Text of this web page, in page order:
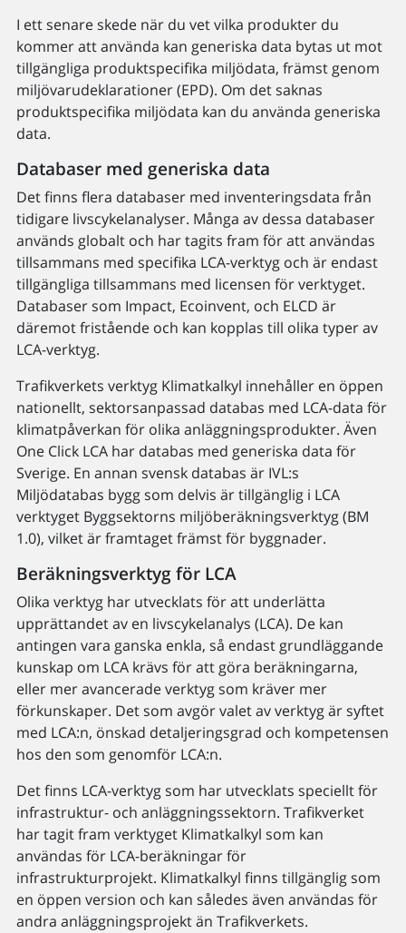
I ett senare skede när du vet vilka produkter du
kommer att använda kan generiska data bytas ut mot
tillgängliga produktspecifika miljödata, främst genom
miljövarudeklarationer (EPD). Om det saknas
produktspecifika miljödata kan du använda generiska
data.
Databaser med generiska data
Det finns flera databaser med inventeringsdata från
tidigare livscykelanalyser. Många av dessa databaser
används globalt och har tagits fram för att användas
tillsammans med specifika LCA-verktyg och är endast
tillgängliga tillsammans med licensen för verktyget.
Databaser som Impact, Ecoinvent, och ELCD är
däremot fristående och kan kopplas till olika typer av
LCA-verktyg.
Trafikverkets verktyg Klimatkalkyl innehåller en öppen
nationellt, sektorsanpassad databas med LCA-data för
klimatpåverkan för olika anläggningsprodukter. Även
One Click LCA har databas med generiska data för
Sverige. En annan svensk databas är IVL:s
Miljödatabas bygg som delvis är tillgänglig i LCA
verktyget Byggsektorns miljöberäkningsverktyg (BM
1.0), vilket är framtaget främst för byggnader.
Beräkningsverktyg för LCA
Olika verktyg har utvecklats för att underlätta
upprättandet av en livscykelanalys (LCA). De kan
antingen vara ganska enkla, så endast grundläggande
kunskap om LCA krävs för att göra beräkningarna,
eller mer avancerade verktyg som kräver mer
förkunskaper. Det som avgör valet av verktyg är syftet
med LCA:n, önskad detaljeringsgrad och kompetensen
hos den som genomför LCA:n.
Det finns LCA­-verktyg som har utvecklats speciellt för
infrastruktur- och anläggningssektorn. Trafikverket
har tagit fram verktyget Klimatkalkyl som kan
användas för LCA­-beräkningar för
infrastrukturprojekt. Klimatkalkyl finns tillgänglig som
en öppen version och kan således även användas för
andra anläggningsprojekt än Trafikverkets.